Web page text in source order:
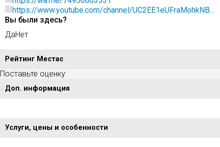
https://www.youtube.com/channel/UC2EE1eUFraMohkNBf
DQpuSw
Вы были здесь?
ДаНет
Рейтинг Местас
Поставьте оценку:
Доп. информация
Услуги, цены и особенности